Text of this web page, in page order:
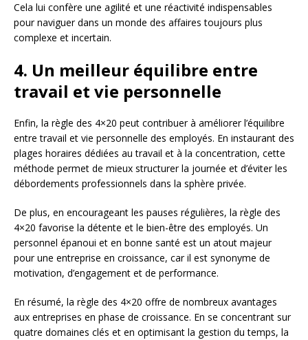
Cela lui confère une agilité et une réactivité indispensables
pour naviguer dans un monde des affaires toujours plus
complexe et incertain.
4. Un meilleur équilibre entre
travail et vie personnelle
Enfin, la règle des 4×20 peut contribuer à améliorer l’équilibre
entre travail et vie personnelle des employés. En instaurant des
plages horaires dédiées au travail et à la concentration, cette
méthode permet de mieux structurer la journée et d’éviter les
débordements professionnels dans la sphère privée.
De plus, en encourageant les pauses régulières, la règle des
4×20 favorise la détente et le bien-être des employés. Un
personnel épanoui et en bonne santé est un atout majeur
pour une entreprise en croissance, car il est synonyme de
motivation, d’engagement et de performance.
En résumé, la règle des 4×20 offre de nombreux avantages
aux entreprises en phase de croissance. En se concentrant sur
quatre domaines clés et en optimisant la gestion du temps, la